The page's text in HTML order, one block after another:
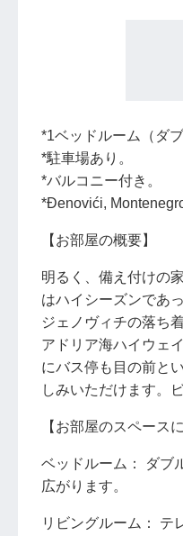
*1ベッドルーム（ダ
*駐車場あり。
*バルコニー付き。
*Đenovići,
【お部屋の概要】
明るく、備え付けの
はハイシーズンであ
ジェノヴィチの落ち
アドリア海ハイウェ
にバス停も目の前と
しみいただけます。
【お部屋のスペース
ベッドルーム： ダブ
広がります。
リビングルーム： テ